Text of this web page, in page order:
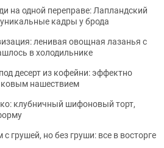
на одной переправе: Лапландский
кадры у брода
ленивая овощная лазанья с
в холодильнике
десерт из кофейни: эффектно
нашествием
клубничный шифоновый торт,
грушей, но без груши: все в восторге